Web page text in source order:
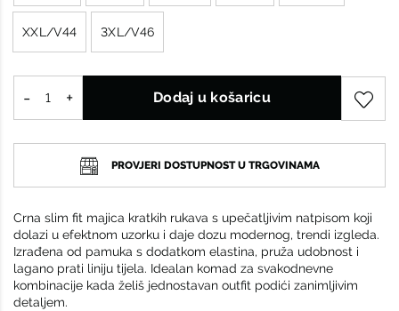
XXL/V44 3XL/V46
Dodaj u košaricu
PROVJERI DOSTUPNOST U TRGOVINAMA
Crna slim fit majica kratkih rukava s upečatljivim natpisom koji
dolazi u efektnom uzorku i daje dozu modernog, trendi izgleda.
Izrađena od pamuka s dodatkom elastina, pruža udobnost i
lagano prati liniju tijela. Idealan komad za svakodnevne
kombinacije kada želiš jednostavan outfit podići zanimljivim
detaljem.